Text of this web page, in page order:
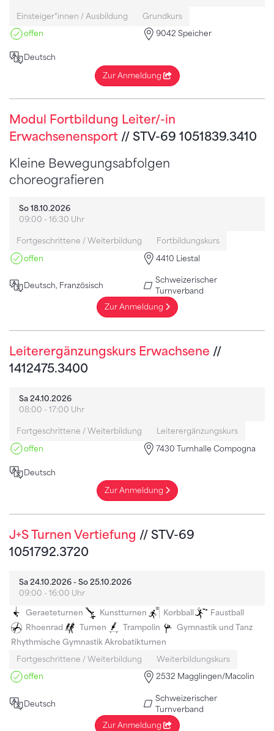
Einsteiger*innen / Ausbildung
Grundkurs
offen
9042 Speicher
Deutsch
Zur Anmeldung
Modul Fortbildung Leiter/-in
Erwachsenensport // STV-69 1051839.3410
Kleine Bewegungsabfolgen
choreografieren
So 18.10.2026
09:00 - 16:30 Uhr
Fortgeschrittene / Weiterbildung
Fortbildungskurs
offen
4410 Liestal
Deutsch, Französisch
Schweizerischer
Turnverband
Zur Anmeldung
Leiterergänzungskurs Erwachsene //
1412475.3400
Sa 24.10.2026
08:00 - 17:00 Uhr
Fortgeschrittene / Weiterbildung
Leiterergänzungskurs
offen
7430 Turnhalle Compogna
Deutsch
Zur Anmeldung
J+S Turnen Vertiefung // STV-69
1051792.3720
Sa 24.10.2026 - So 25.10.2026
09:00 - 16:00 Uhr
Geraeteturnen Kunstturnen Korbball
Faustball
Rhoenrad
Turnen Trampolin
Gymnastik und Tanz
Rhythmische Gymnastik Akrobatikturnen
Fortgeschrittene / Weiterbildung
Weiterbildungskurs
offen
2532 Magglingen/Macolin
Deutsch
Schweizerischer
Turnverband
Zur Anmeldung